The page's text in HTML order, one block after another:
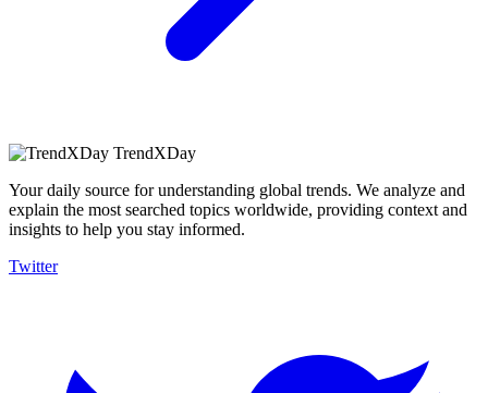
TrendXDay
Your daily source for understanding global trends. We analyze and
explain the most searched topics worldwide, providing context and
insights to help you stay informed.
Twitter